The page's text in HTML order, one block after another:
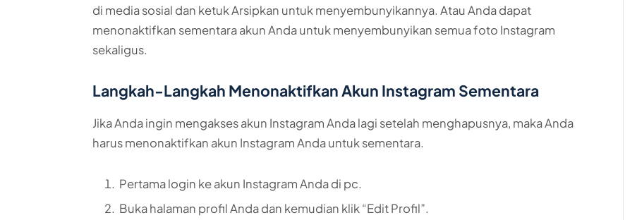
di media sosial dan ketuk Arsipkan untuk menyembunyikannya. Atau Anda dapat
menonaktifkan sementara akun Anda untuk menyembunyikan semua foto Instagram
sekaligus.
Langkah-Langkah Menonaktifkan Akun Instagram Sementara
Jika Anda ingin mengakses akun Instagram Anda lagi setelah menghapusnya, maka Anda
harus menonaktifkan akun Instagram Anda untuk sementara.
Pertama login ke akun Instagram Anda di pc.
Buka halaman profil Anda dan kemudian klik “Edit Profil”.